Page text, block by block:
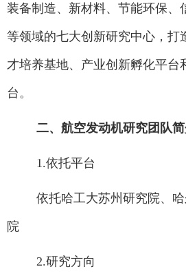
装备制造、新材料、节能环保、
等领域的七大创新研究中心，打
才培养基地、产业创新孵化平台
台。
二、航空发动机研究团队
1.依托平台
依托哈工大苏州研究院、
院
2.研究方向